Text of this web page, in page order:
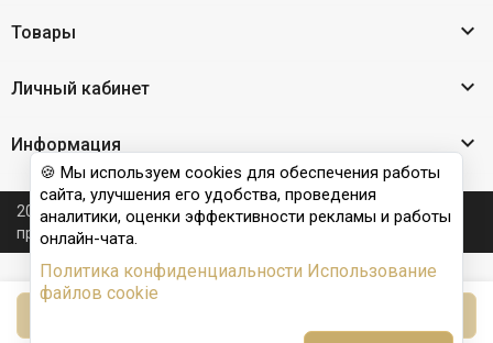
Товары 
Личный кабинет 
Информация 
2026 © Nail Club professional - официальный сайт
производителя бренда для наращивания ногтей
🍪 Мы используем cookies для обеспечения работы
сайта, улучшения его удобства, проведения
аналитики, оценки эффективности рекламы и работы
онлайн-чата.
Политика конфиденциальности Использование
файлов cookie